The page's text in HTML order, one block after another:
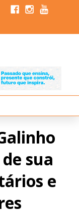
sua
e